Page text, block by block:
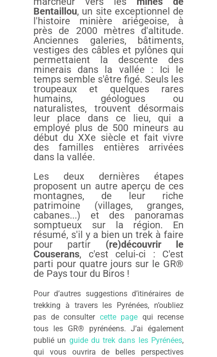
Bentaillou, un site exceptionnel de
l'histoire minière ariégeoise, à
près de 2000 mètres d'altitude.
Anciennes galeries, bâtiments,
vestiges des câbles et pylônes qui
permettaient la descente des
minerais dans la vallée : Ici le
temps semble s'être figé. Seuls les
troupeaux et quelques rares
humains, géologues ou
naturalistes, trouvent désormais
leur place dans ce lieu, qui a
employé plus de 500 mineurs au
début du XXe siècle et fait vivre
des familles entières arrivées
dans la vallée.
Les deux dernières étapes
proposent un autre aperçu de ces
montagnes, de leur riche
patrimoine (villages, granges,
cabanes...) et des panoramas
somptueux sur la région. En
résumé, s'il y a bien un trek à faire
pour partir (re)découvrir le
Couserans, c'est celui-ci : C'est
parti pour quatre jours sur le GR®
de Pays tour du Biros !
Pour d’autres suggestions d’itinéraires de
trekking à travers les Pyrénées, n’oubliez
pas de consulter cette page qui recense
tous les GR® pyrénéens. J’ai également
publié un guide du trek dans les Pyrénées,
qui vous ouvrira de belles perspectives